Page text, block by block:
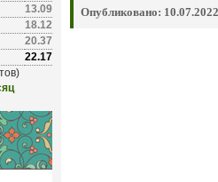
13.09
18.12
20.37
22.17
Опубликовано: